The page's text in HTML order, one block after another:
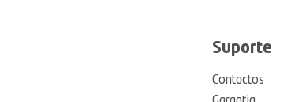
Suporte
Contactos